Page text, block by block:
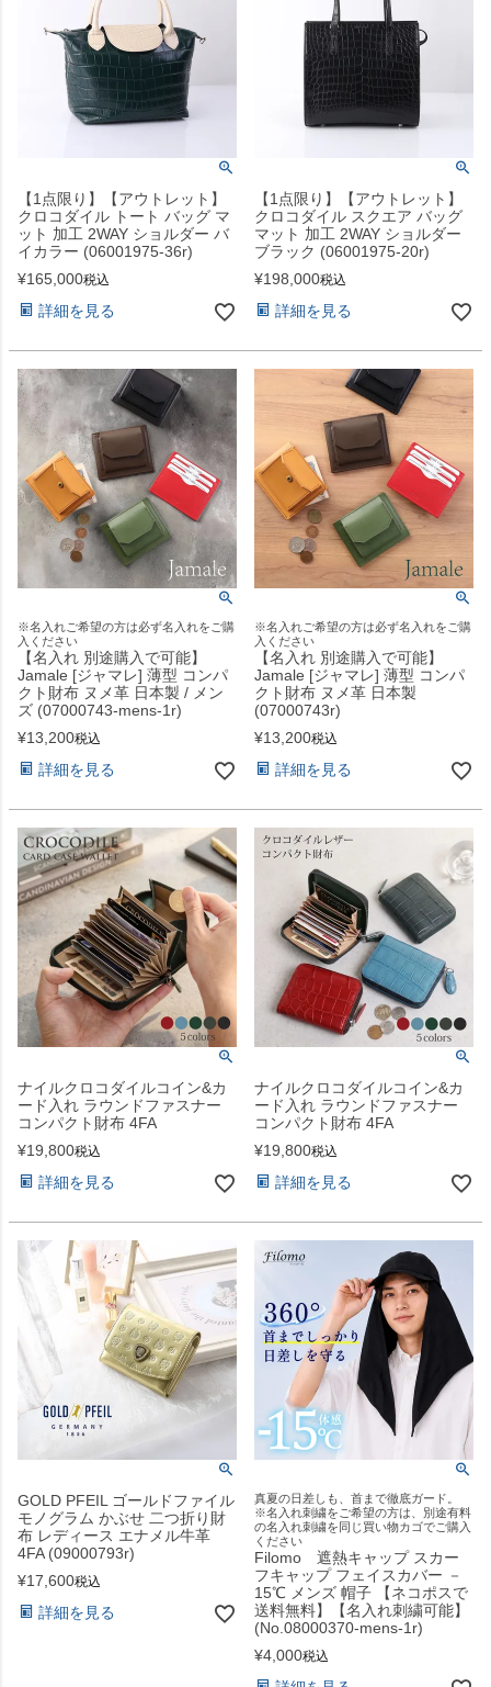
【1点限り】【アウトレット】
クロコダイル トート バッグ マ
ット 加工 2WAY ショルダー バ
イカラー (06001975-36r)
¥165,000税込
詳細を見る
【1点限り】【アウトレット】
クロコダイル スクエア バッグ
マット 加工 2WAY ショルダー
ブラック (06001975-20r)
¥198,000税込
詳細を見る
※名入れご希望の方は必ず名入れをご購
入ください
【名入れ 別途購入で可能】
Jamale [ジャマレ] 薄型 コンパ
クト財布 ヌメ革 日本製 / メン
ズ (07000743-mens-1r)
¥13,200税込
詳細を見る
※名入れご希望の方は必ず名入れをご購
入ください
【名入れ 別途購入で可能】
Jamale [ジャマレ] 薄型 コンパ
クト財布 ヌメ革 日本製
(07000743r)
¥13,200税込
詳細を見る
ナイルクロコダイルコイン&カ
ード入れ ラウンドファスナー
コンパクト財布 4FA
¥19,800税込
詳細を見る
ナイルクロコダイルコイン&カ
ード入れ ラウンドファスナー
コンパクト財布 4FA
¥19,800税込
詳細を見る
GOLD PFEIL ゴールドファイル
モノグラム かぶせ 二つ折り財
布 レディース エナメル牛革
4FA (09000793r)
¥17,600税込
詳細を見る
真夏の日差しも、首まで徹底ガード。
※名入れ刺繍をご希望の方は、別途有料
の名入れ刺繍を同じ買い物カゴでご購入
ください
Filomo 遮熱キャップ スカー
フキャップ フェイスカバー －
15℃ メンズ 帽子 【ネコポスで
送料無料】【名入れ刺繍可能】
(No.08000370-mens-1r)
¥4,000税込